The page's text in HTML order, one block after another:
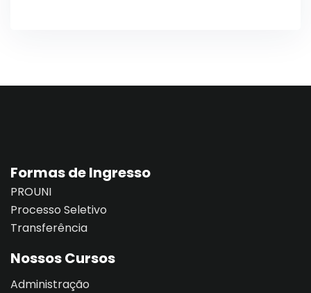
Formas de Ingresso
PROUNI
Processo Seletivo
Transferência
Nossos Cursos
Administração